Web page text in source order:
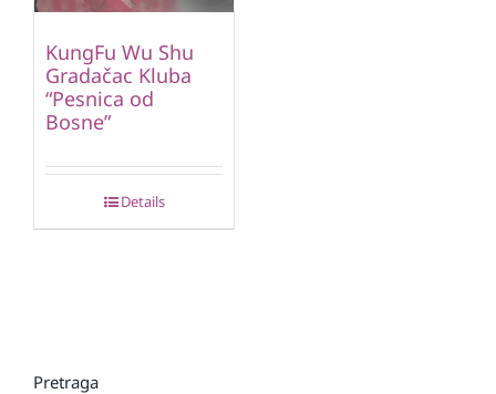
KungFu Wu Shu
Gradačac Kluba
“Pesnica od
Bosne”
Details
Pretraga